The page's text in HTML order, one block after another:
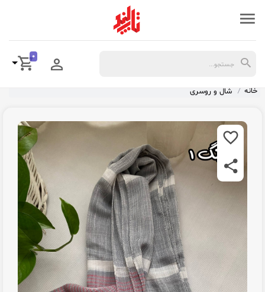
0
خانه شال و روسری